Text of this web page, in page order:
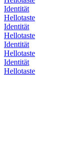
Identität
Hellotaste
Identität
Hellotaste
Identität
Hellotaste
Identität
Hellotaste